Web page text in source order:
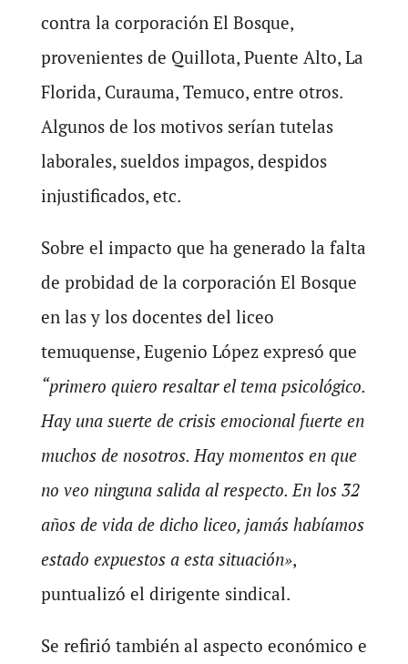
contra la corporación El Bosque,
provenientes de Quillota, Puente Alto, La
Florida, Curauma, Temuco, entre otros.
Algunos de los motivos serían tutelas
laborales, sueldos impagos, despidos
injustificados, etc.
Sobre el impacto que ha generado la falta
de probidad de la corporación El Bosque
en las y los docentes del liceo
temuquense, Eugenio López expresó que
“primero quiero resaltar el tema psicológico.
Hay una suerte de crisis emocional fuerte en
muchos de nosotros. Hay momentos en que
no veo ninguna salida al respecto. En los 32
años de vida de dicho liceo, jamás habíamos
estado expuestos a esta situación»,
puntualizó el dirigente sindical.
Se refirió también al aspecto económico e